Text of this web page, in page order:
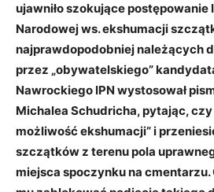
ujawniło szokujące
Narodowej ws. ekshumacji
najprawdopodobniej należących
przez „obywatelskiego”
Nawrockiego IPN wystosował
Michalea Schudricha, pytając, czy
możliwość ekshumacji” i
szczątków z terenu pola
miejsca spoczynku na cmentarzu.